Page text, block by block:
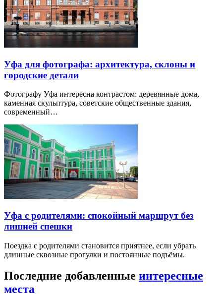
Уфа для фотографа: архитектура, склоны и
городские детали
Фотографу Уфа интересна контрастом: деревянные дома,
каменная скульптура, советские общественные здания,
современный…
Уфа с родителями: спокойный маршрут без
лишней спешки
Поездка с родителями становится приятнее, если убрать
длинные сквозные прогулки и постоянные подъёмы.
Последние добавленные интересные
места